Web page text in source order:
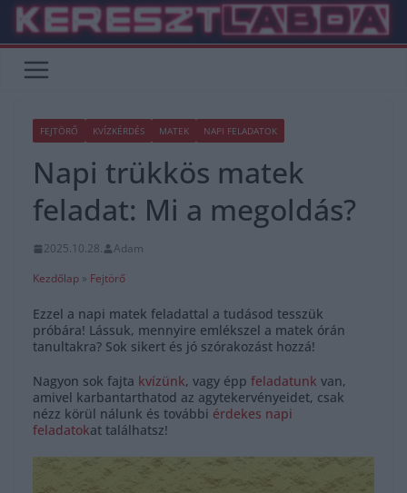
Skip
content
FEJTÖRŐ KVÍZKÉRDÉS MATEK NAPI FELADATOK
Napi trükkös matek
feladat: Mi a megoldás?
2025.10.28.
Adam
Kezdőlap » Fejtörő
Ezzel a napi matek feladattal a tudásod tesszük
próbára! Lássuk, mennyire emlékszel a matek órán
tanultakra? Sok sikert és jó szórakozást hozzá!
Nagyon sok fajta kvízünk, vagy épp feladatunk van,
amivel karbantarthatod az agytekervényeidet, csak
nézz körül nálunk és további érdekes napi
feladatokat találhatsz!